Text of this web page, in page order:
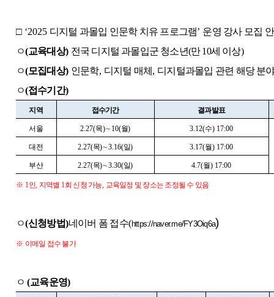
□ ‘2025 디지털 과몰입 인문학 치유 프로그램’ 운영 강사 모집
ㅇ(교육대상) 전국 디지털 과몰입군 청소년(만10세 이상)
ㅇ(모집대상) 인문학, 디지털 매체 , 디지털과몰입 관련 해당 분
ㅇ(접수기간)
지역 접수기간 결과발표
서울 2.27(목)∼ 10(월) 3.12(수) 17:00
대전 2.27(목)∼3.16(일) 3.17(월) 17:00
부산 2.27(목)∼3.30(일) 4.7(월) 17:00
※ 1인, 지역별 1회 신청 가능, 교육일정 및 장소는 조정될 수 있음
ㅇ(신청방법)네이버 폼 접수(https://naver.me/FY3Oiq6a)
※ 이메일 접수 불가
ㅇ(교육운영)